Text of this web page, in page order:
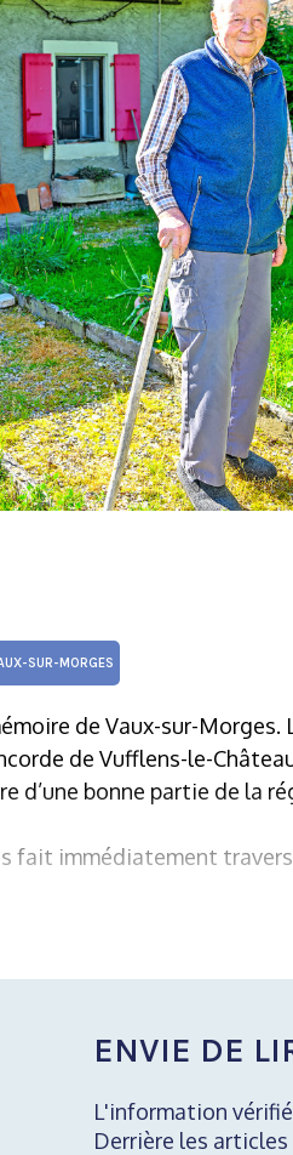
SUR-MORGES
de Vaux-sur-Morges.
de Vufflens-le-
d’une bonne partie de la
fait immédiatement
ENVIE DE
L'information
Derrière les